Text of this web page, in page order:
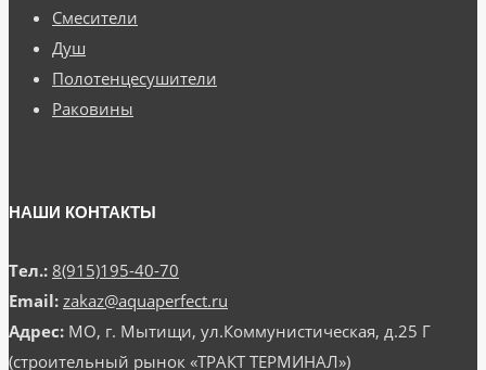
Смесители
Душ
Полотенцесушители
Раковины
НАШИ КОНТАКТЫ
Тел.: 8(915)195-40-70
Email: zakaz@aquaperfect.ru
Адрес: МО, г. Мытищи, ул.Коммунистическая, д.25 Г
(строительный рынок «ТРАКТ ТЕРМИНАЛ»)